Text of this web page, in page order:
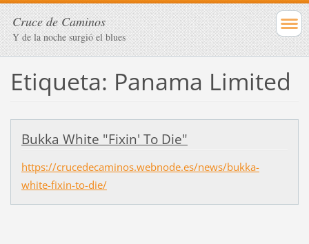
Cruce de Caminos
Y de la noche surgió el blues
Etiqueta: Panama Limited
Bukka White "Fixin' To Die"
https://crucedecaminos.webnode.es/news/bukka-
white-fixin-to-die/